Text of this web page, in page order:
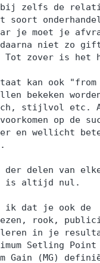
zelfs de
soort
je moet je
niet zo
zover is het
kan ook
bekeken
stijlvol etc.
op de
en wellicht
der delen van
is altijd nul.
ik dat je ook de
rook,
in je
Setling Point
Gain (MG)